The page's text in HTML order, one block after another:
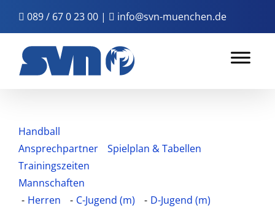
089 / 67 0 23 00 | info@svn-muenchen.de
Handball
Ansprechpartner
Spielplan & Tabellen
Trainingszeiten
Mannschaften
Herren
C-Jugend (m)
D-Jugend (m)